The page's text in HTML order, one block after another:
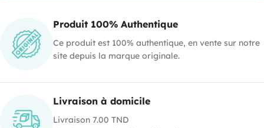
Produit 100% Authentique
Ce produit est 100% authentique, en vente sur notre
site depuis la marque originale.
Livraison à domicile
Livraison 7.00 TND